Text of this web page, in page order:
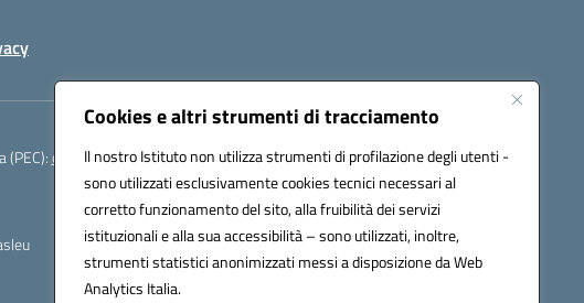
Cookies e altri strumenti di tracciamento
Il nostro Istituto non utilizza strumenti di profilazione degli utenti -
sono utilizzati esclusivamente cookies tecnici necessari al
corretto funzionamento del sito, alla fruibilità dei servizi
istituzionali e alla sua accessibilità – sono utilizzati, inoltre,
strumenti statistici anonimizzati messi a disposizione da Web
Analytics Italia.
(PEC):ceis042009@pec.istruzione.it